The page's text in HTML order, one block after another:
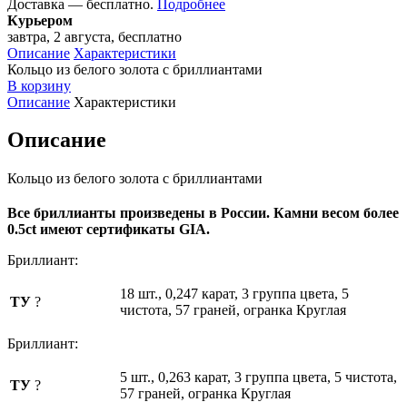
Доставка — бесплатно. Подробнее
Курьером
завтра, 2 августа, бесплатно
Описание Характеристики
Кольцо из белого золота с бриллиантами
В корзину
Описание Характеристики
Описание
Кольцо из белого золота с бриллиантами
Все бриллианты произведены в России. Камни весом более
0.5ct имеют сертификаты GIA.
Бриллиант:
ТУ ?
18 шт., 0,247 карат, 3 группа цвета, 5
чистота, 57 граней, огранка Круглая
Бриллиант:
ТУ ?
5 шт., 0,263 карат, 3 группа цвета, 5 чистота,
57 граней, огранка Круглая